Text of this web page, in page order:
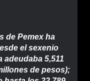
de Pemex ha
el sexenio
adeudaba 5,511
de pesos);